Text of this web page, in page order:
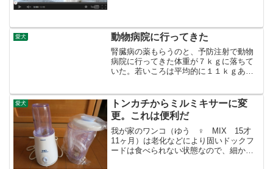
愛犬 動物病院に行ってきた
腎臓病の薬もらうのと、予防注射で動物
病院に行ってきた体重が７ｋｇに落ちて
いた。若いころは平均的に１１ｋｇあっ
愛犬
トンカチからミルミキサーに変
更。これは便利だ
我が家のワンコ（ゆう ♀ MIX 15才
11ヶ月）は老化などにより固いドックフ
ードは食べられない状態なので、細かく